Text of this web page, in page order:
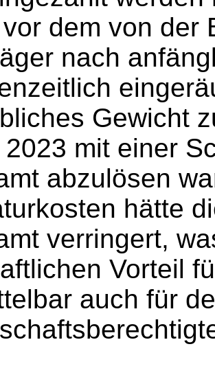
dem von der
nach
Gewicht
mit einer
abzulösen
hätte
verringert,
Vorteil
auch für